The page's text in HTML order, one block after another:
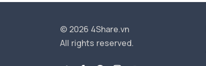
© 2026 4Share.vn
All rights reserved.